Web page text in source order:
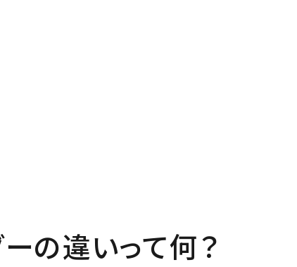
の違いって何？